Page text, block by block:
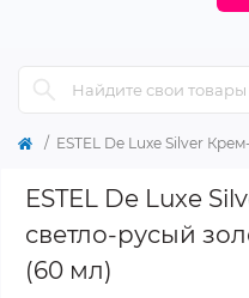
ESTEL De Luxe Silver
ESTEL De Luxe
светло-русый
(60 мл)